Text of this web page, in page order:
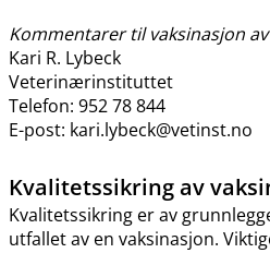
Kommentarer til vaksinasjon
Kari R. Lybeck
Veterinærinstituttet
Telefon: 952 78 844
E-post: kari.lybeck@vetinst.no
Kvalitetssikring av
Kvalitetssikring er av
utfallet av en vaksinasjon.